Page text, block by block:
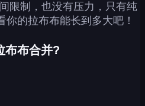
限制，也没有压力，只有纯
的拉布布能长到多大吧！
布布合并?